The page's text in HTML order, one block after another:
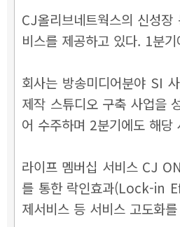
CJ올리브네트웍스의 신성
비스를 제공하고 있다. 1분
회사는 방송미디어분야 SI
제작 스튜디오 구축 사업을
어 수주하며 2분기에도 해
라이프 멤버십 서비스 CJ
를 통한 락인효과(Lock-in
제서비스 등 서비스 고도화